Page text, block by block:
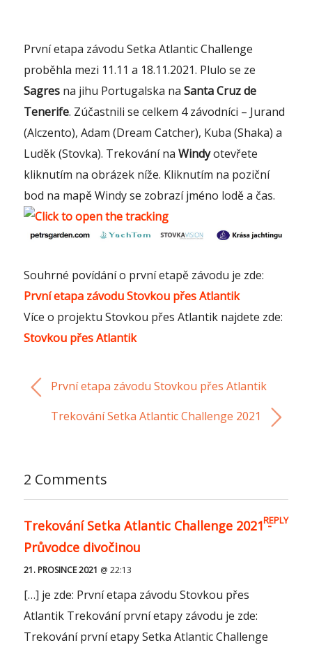
První etapa závodu Setka Atlantic Challenge
proběhla mezi 11.11 a 18.11.2021. Plulo se ze
Sagres na jihu Portugalska naSanta Cruz de
Tenerife. Zúčastnili se celkem 4 závodníci – Jurand
(Alczento), Adam (Dream Catcher), Kuba (Shaka) a
Luděk (Stovka). Trekování naWindyotevřete
kliknutím na obrázek níže. Kliknutím na poziční
bod na mapě Windy se zobrazí jméno lodě a čas.
Souhrné povídání o první etapě závodu je zde:
První etapa závodu Stovkou přes Atlantik
Více o projektu Stovkou přes Atlantik najdete zde:
Stovkou přes Atlantik
První etapa závodu Stovkou přes Atlantik
Trekování Setka Atlantic Challenge 2021
2 Comments
Trekování Setka Atlantic Challenge 2021 -
Průvodce divočinou
21. PROSINCE 2021 @ 22:13
[…] je zde: První etapa závodu Stovkou přes
Atlantik Trekování první etapy závodu je zde:
Trekování první etapy Setka Atlantic Challenge
REPLY